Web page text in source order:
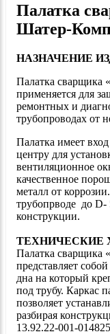
Палатка
Шатер-
НАЗНАЧЕНИЕ
Палатка сварщика
применяется для
ремонтных и
трубопроводах от
Палатка имеет
центру для
вентиляционное
качественное
металл от
трубопрводе до D-
конструкции.
ТЕХНИЧЕСКИЕ
Палатка сварщика
представляет
дна на который
под трубу. Каркас
позволяет
разбирая
13.92.22-001-